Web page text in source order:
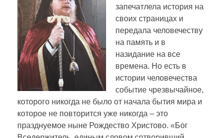
запечатлела история на
своих страницах и
передала человечеству
на память и в
назидание на все
времена. Но есть в
истории человечества
событие чрезвычайное,
которого никогда не было от начала бытия мира и
которое не повторится уже никогда – это
празднуемое ныне Рождество Христово. «Бог